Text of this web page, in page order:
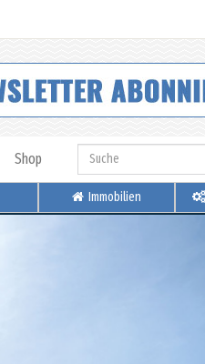
Shop
Immobilien